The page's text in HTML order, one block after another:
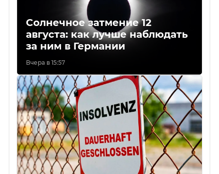
Солнечное затмение 12
августа: как лучше наблюдать
за ним в Германии
Вчера в 15:57